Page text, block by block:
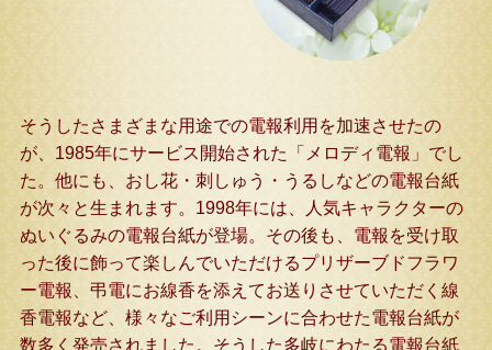
そうしたさまざまな用途での電報利用を加速させたの
が、1985年にサービス開始された「メロディ電報」でし
た。他にも、おし花・刺しゅう・うるしなどの電報台紙
が次々と生まれます。1998年には、人気キャラクターの
ぬいぐるみの電報台紙が登場。その後も、電報を受け取
った後に飾って楽しんでいただけるプリザーブドフラワ
ー電報、弔電にお線香を添えてお送りさせていただく線
香電報など、様々なご利用シーンに合わせた電報台紙が
数多く発売されました。そうした多岐にわたる電報台紙